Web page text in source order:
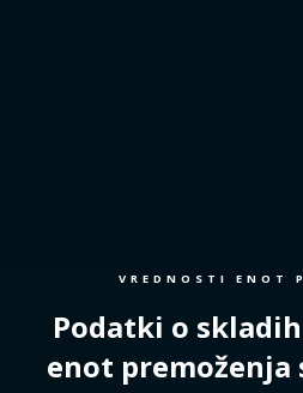
VREDNOSTI ENOT
Podatki o
enot premoženja